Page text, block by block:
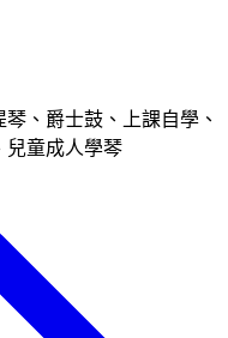
、爵士鼓、上課自學、
兒童成人學琴